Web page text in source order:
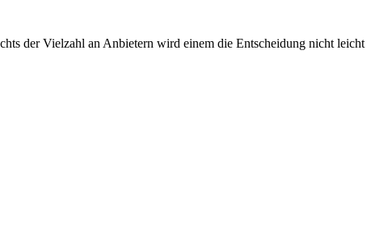
der Vielzahl an Anbietern wird einem die Entscheidung nicht leicht